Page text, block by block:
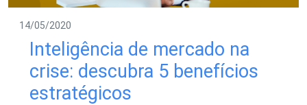
14/05/2020
Inteligência de mercado na
crise: descubra 5 benefícios
estratégicos